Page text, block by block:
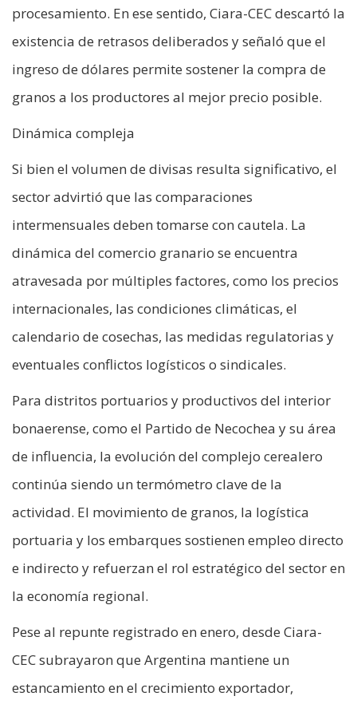
procesamiento. En ese sentido, Ciara-CEC descartó la
existencia de retrasos deliberados y señaló que el
ingreso de dólares permite sostener la compra de
granos a los productores al mejor precio posible.
Dinámica compleja
Si bien el volumen de divisas resulta significativo, el
sector advirtió que las comparaciones
intermensuales deben tomarse con cautela. La
dinámica del comercio granario se encuentra
atravesada por múltiples factores, como los precios
internacionales, las condiciones climáticas, el
calendario de cosechas, las medidas regulatorias y
eventuales conflictos logísticos o sindicales.
Para distritos portuarios y productivos del interior
bonaerense, como el Partido de Necochea y su área
de influencia, la evolución del complejo cerealero
continúa siendo un termómetro clave de la
actividad. El movimiento de granos, la logística
portuaria y los embarques sostienen empleo directo
e indirecto y refuerzan el rol estratégico del sector en
la economía regional.
Pese al repunte registrado en enero, desde Ciara-
CEC subrayaron que Argentina mantiene un
estancamiento en el crecimiento exportador,